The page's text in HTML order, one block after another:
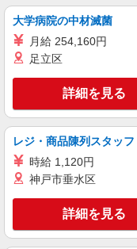
職業紹介
株式会社トラストグロ
有料
埼
キープ
株式会社kotrio /●SI-H-
≪熊
合う
時
通費
大学病院の中材滅菌
月給 254,160円
足立区
詳細を見る
レジ・商品陳列スタッフ
時給 1,120円
神戸市垂水区
詳細を見る